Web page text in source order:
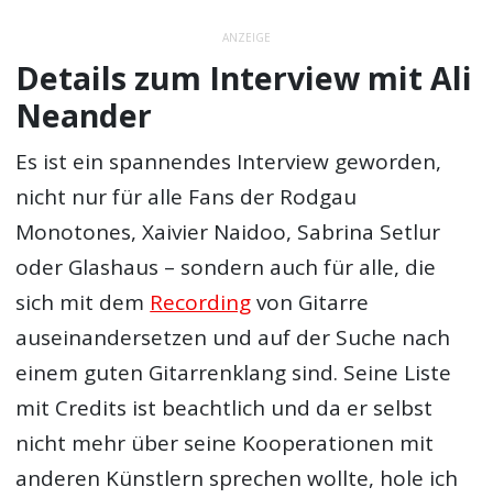
ANZEIGE
Details zum Interview mit Ali
Neander
Es ist ein spannendes Interview geworden,
nicht nur für alle Fans der Rodgau
Monotones, Xaivier Naidoo, Sabrina Setlur
oder Glashaus – sondern auch für alle, die
sich mit dem Recordingvon Gitarre
auseinandersetzen und auf der Suche nach
einem guten Gitarrenklang sind. Seine Liste
mit Credits ist beachtlich und da er selbst
nicht mehr über seine Kooperationen mit
anderen Künstlern sprechen wollte, hole ich